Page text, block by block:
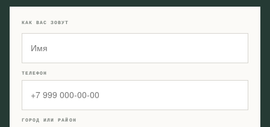
КАК ВАС ЗОВУТ
ТЕЛЕФОН
ГОРОД ИЛИ РАЙОН